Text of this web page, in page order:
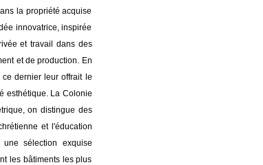
la propriété acquise
innovatrice, inspirée
et travail dans des
et de production. En
dernier leur offrait le
esthétique. La Colonie
on distingue des
et l'éducation
sélection exquise
les bâtiments les plus